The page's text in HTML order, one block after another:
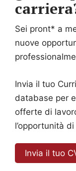
Sei pront* a
nuove
Invia il tuo
database per
offerte di
l’opportunità
Invia il tuo